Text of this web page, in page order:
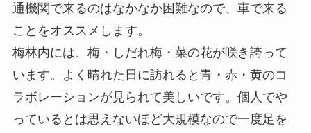
通機関で来るのはなかなか困難なので、車で来る
ことをオススメします。
梅林内には、梅・しだれ梅・菜の花が咲き誇って
います。よく晴れた日に訪れると青・赤・黄のコ
ラボレーションが見られて美しいです。個人でや
っているとは思えないほど大規模なので一度足を